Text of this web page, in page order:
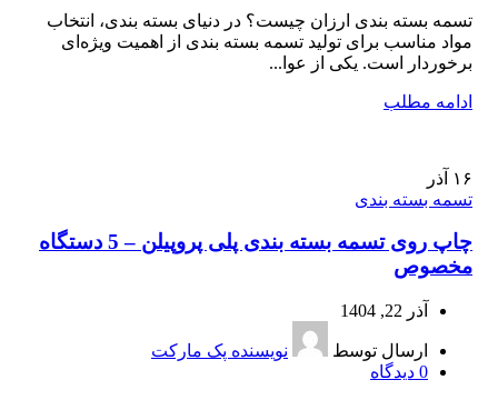
تسمه بسته بندی ارزان چیست؟ در دنیای بسته‌ بندی، انتخاب
مواد مناسب برای تولید تسمه بسته‌ بندی از اهمیت ویژه‌ای
برخوردار است. یکی از عوا...
ادامه مطلب
۱۶ آذر
تسمه بسته بندی
چاپ روی تسمه بسته بندی پلی‌ پروپیلن – 5 دستگاه
مخصوص
آذر 22, 1404
ارسال توسط
نویسنده پک مارکت
0 دیدگاه